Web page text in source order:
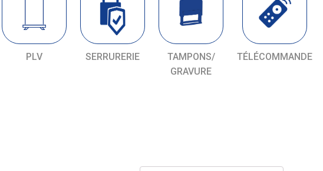
PLV SERRURERIE
TAMPONS/
GRAVURE
TÉLÉCOMMANDE